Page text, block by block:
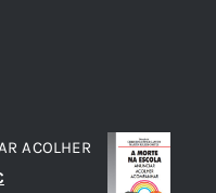
ACOLHER
O